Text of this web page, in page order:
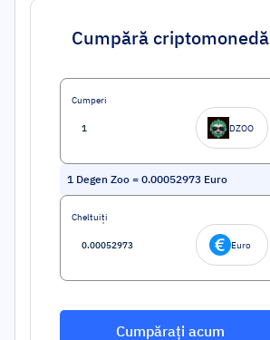
Cumpără criptomonedă
Cumperi
DZOO
1 Degen Zoo = 0.00052973 Euro
Cheltuiți
Euro
Cumpărați acum